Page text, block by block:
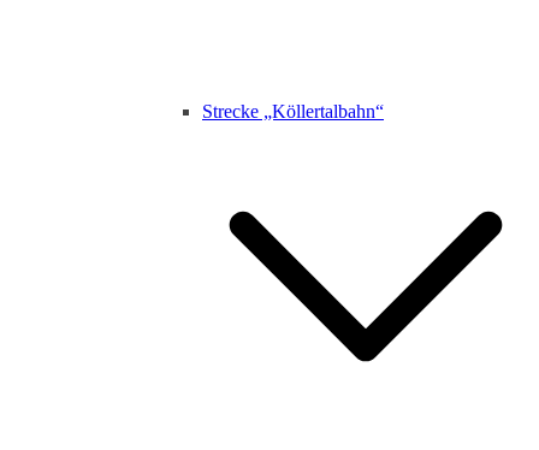
Strecke „Köllertalbahn“